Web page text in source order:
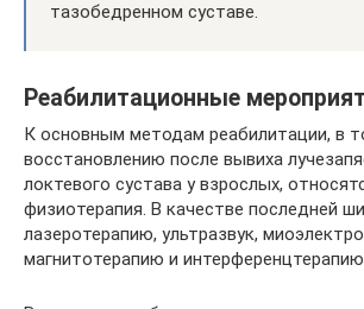
тазобедренном суставе.
Реабилитационные
К основным методам реабилитации, в
восстановлению после вывиха
локтевого сустава у взрослых,
физиотерапия. В качестве последней
лазеротерапию, ультразвук,
магнитотерапию и